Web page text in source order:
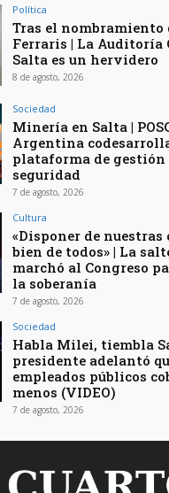
Política
Tras el nombramiento
Ferraris | La Auditoría
Salta es un hervidero
8 de agosto, 2026
Sociedad
Minería en Salta |
Argentina
plataforma de gestión
seguridad
7 de agosto, 2026
Cultura
«Disponer de nuestras
bien de todos» | La
marchó al Congreso
la soberanía
7 de agosto, 2026
Sociedad
Habla Milei, tiembla
presidente adelantó
empleados públicos
menos (VIDEO)
7 de agosto, 2026